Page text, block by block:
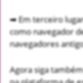
➡ Em terceiro
como navegador
navegadores
Agora siga